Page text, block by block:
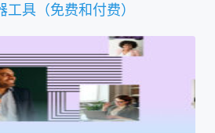
具（免费和付费）